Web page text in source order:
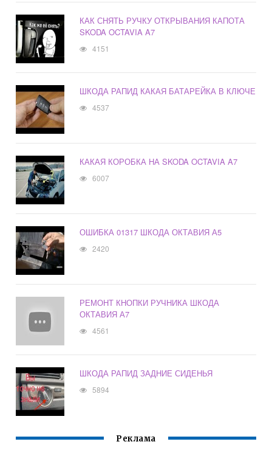
КАК СНЯТЬ РУЧКУ ОТКРЫВАНИЯ КАПОТА
SKODA OCTAVIA A7
4151
ШКОДА РАПИД КАКАЯ БАТАРЕЙКА В КЛЮЧЕ
4537
КАКАЯ КОРОБКА НА SKODA OCTAVIA A7
6007
ОШИБКА 01317 ШКОДА ОКТАВИЯ А5
2420
РЕМОНТ КНОПКИ РУЧНИКА ШКОДА
ОКТАВИЯ А7
4561
ШКОДА РАПИД ЗАДНИЕ СИДЕНЬЯ
5894
Реклама